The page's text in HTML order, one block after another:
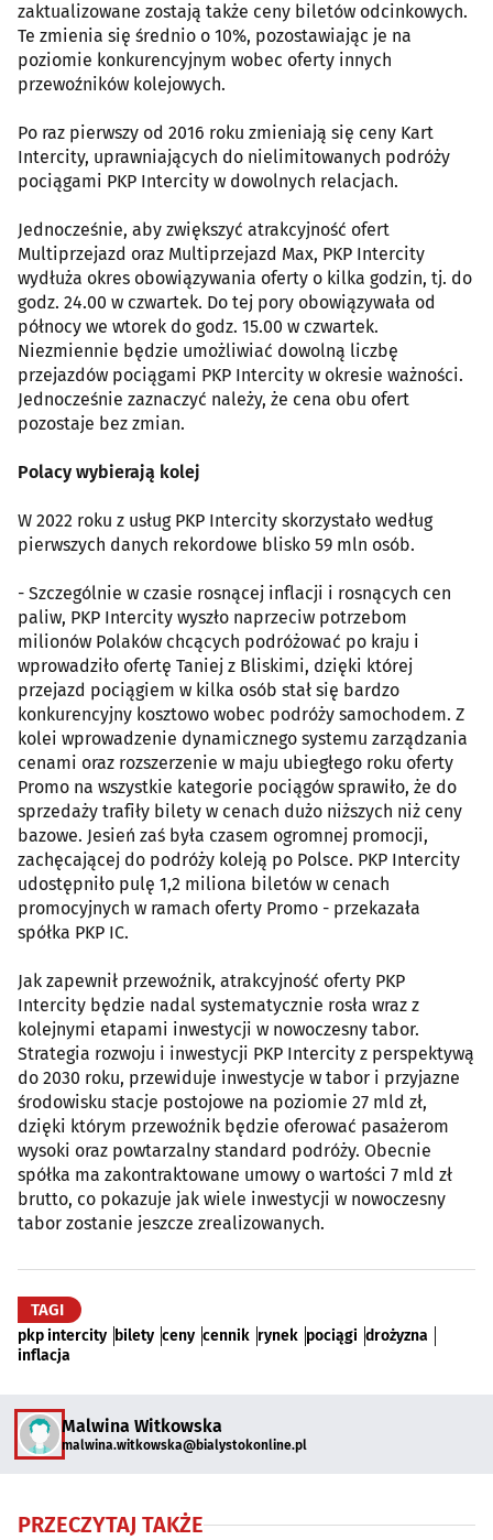
zaktualizowane zostają także ceny biletów odcinkowych.
Te zmienia się średnio o 10%, pozostawiając je na
poziomie konkurencyjnym wobec oferty innych
przewoźników kolejowych.
Po raz pierwszy od 2016 roku zmieniają się ceny Kart
Intercity, uprawniających do nielimitowanych podróży
pociągami PKP Intercity w dowolnych relacjach.
Jednocześnie, aby zwiększyć atrakcyjność ofert
Multiprzejazd oraz Multiprzejazd Max, PKP Intercity
wydłuża okres obowiązywania oferty o kilka godzin, tj. do
godz. 24.00 w czwartek. Do tej pory obowiązywała od
północy we wtorek do godz. 15.00 w czwartek.
Niezmiennie będzie umożliwiać dowolną liczbę
przejazdów pociągami PKP Intercity w okresie ważności.
Jednocześnie zaznaczyć należy, że cena obu ofert
pozostaje bez zmian.
Polacy wybierają kolej
W 2022 roku z usług PKP Intercity skorzystało według
pierwszych danych rekordowe blisko 59 mln osób.
- Szczególnie w czasie rosnącej inflacji i rosnących cen
paliw, PKP Intercity wyszło naprzeciw potrzebom
milionów Polaków chcących podróżować po kraju i
wprowadziło ofertę Taniej z Bliskimi, dzięki której
przejazd pociągiem w kilka osób stał się bardzo
konkurencyjny kosztowo wobec podróży samochodem. Z
kolei wprowadzenie dynamicznego systemu zarządzania
cenami oraz rozszerzenie w maju ubiegłego roku oferty
Promo na wszystkie kategorie pociągów sprawiło, że do
sprzedaży trafiły bilety w cenach dużo niższych niż ceny
bazowe. Jesień zaś była czasem ogromnej promocji,
zachęcającej do podróży koleją po Polsce. PKP Intercity
udostępniło pulę 1,2 miliona biletów w cenach
promocyjnych w ramach oferty Promo - przekazała
spółka PKP IC.
Jak zapewnił przewoźnik, atrakcyjność oferty PKP
Intercity będzie nadal systematycznie rosła wraz z
kolejnymi etapami inwestycji w nowoczesny tabor.
Strategia rozwoju i inwestycji PKP Intercity z perspektywą
do 2030 roku, przewiduje inwestycje w tabor i przyjazne
środowisku stacje postojowe na poziomie 27 mld zł,
dzięki którym przewoźnik będzie oferować pasażerom
wysoki oraz powtarzalny standard podróży. Obecnie
spółka ma zakontraktowane umowy o wartości 7 mld zł
brutto, co pokazuje jak wiele inwestycji w nowoczesny
tabor zostanie jeszcze zrealizowanych.
TAGI
pkp intercity bilety ceny cennik rynek pociągi drożyzna
inflacja
Malwina Witkowska
malwina.witkowska@bialystokonline.pl
PRZECZYTAJ TAKŻE